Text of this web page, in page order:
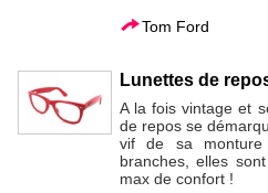
Tom Ford
Lunettes de
A la fois vintage et
de repos se
vif de sa monture
branches, elles
max de confort !